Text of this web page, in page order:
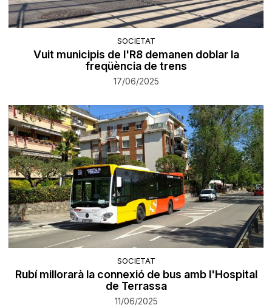
SOCIETAT
Vuit municipis de l'R8 demanen doblar la
freqüència de trens
17/06/2025
SOCIETAT
Rubí millorarà la connexió de bus amb l'Hospital
de Terrassa
11/06/2025